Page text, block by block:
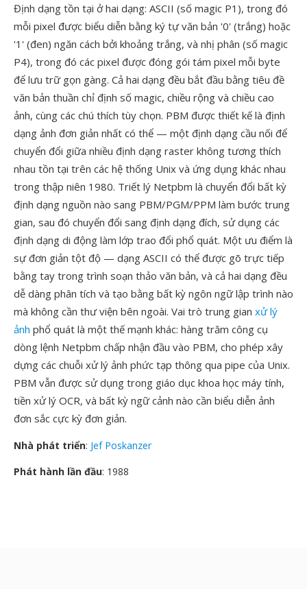
Định dạng tồn tại ở hai dạng: ASCII (số magic P1), trong đó
mỗi pixel được biểu diễn bằng ký tự văn bản '0' (trắng) hoặc
'1' (đen) ngăn cách bởi khoảng trắng, và nhị phân (số magic
P4), trong đó các pixel được đóng gói tám pixel mỗi byte
để lưu trữ gọn gàng. Cả hai dạng đều bắt đầu bằng tiêu đề
văn bản thuần chỉ định số magic, chiều rộng và chiều cao
ảnh, cùng các chú thích tùy chọn. PBM được thiết kế là định
dạng ảnh đơn giản nhất có thể — một định dạng cầu nối để
chuyển đổi giữa nhiều định dạng raster không tương thích
nhau tồn tại trên các hệ thống Unix và ứng dụng khác nhau
trong thập niên 1980. Triết lý Netpbm là chuyển đổi bất kỳ
định dạng nguồn nào sang PBM/PGM/PPM làm bước trung
gian, sau đó chuyển đổi sang định dạng đích, sử dụng các
định dạng di động làm lớp trao đổi phổ quát. Một ưu điểm là
sự đơn giản tột độ — dạng ASCII có thể được gõ trực tiếp
bằng tay trong trình soạn thảo văn bản, và cả hai dạng đều
dễ dàng phân tích và tạo bằng bất kỳ ngôn ngữ lập trình nào
mà không cần thư viện bên ngoài. Vai trò trung gian xử lý
ảnh phổ quát là một thế mạnh khác: hàng trăm công cụ
dòng lệnh Netpbm chấp nhận đầu vào PBM, cho phép xây
dựng các chuỗi xử lý ảnh phức tạp thông qua pipe của Unix.
PBM vẫn được sử dụng trong giáo dục khoa học máy tính,
tiền xử lý OCR, và bất kỳ ngữ cảnh nào cần biểu diễn ảnh
đơn sắc cực kỳ đơn giản.
Nhà phát triển: Jef Poskanzer
Phát hành lần đầu: 1988